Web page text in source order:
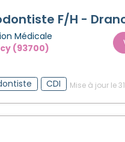
F/H -
Médicale
(93700)
CDI Mise à jour le